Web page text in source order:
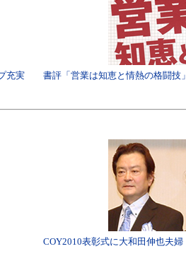
充実 書評「営業は知恵と情熱の格闘技」
COY2010表彰式に大和田伸也夫婦